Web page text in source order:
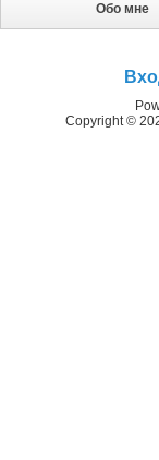
Обо мне
Copyright ©